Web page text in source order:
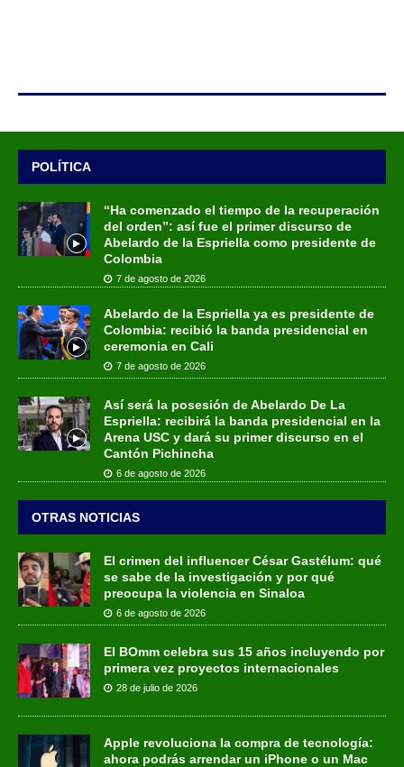
POLÍTICA
“Ha comenzado el tiempo de la recuperación
del orden”: así fue el primer discurso de
Abelardo de la Espriella como presidente de
Colombia
7 de agosto de 2026
Abelardo de la Espriella ya es presidente de
Colombia: recibió la banda presidencial en
ceremonia en Cali
7 de agosto de 2026
Así será la posesión de Abelardo De La
Espriella: recibirá la banda presidencial en la
Arena USC y dará su primer discurso en el
Cantón Pichincha
6 de agosto de 2026
OTRAS NOTICIAS
El crimen del influencer César Gastélum: qué
se sabe de la investigación y por qué
preocupa la violencia en Sinaloa
6 de agosto de 2026
El BOmm celebra sus 15 años incluyendo por
primera vez proyectos internacionales
28 de julio de 2026
Apple revoluciona la compra de tecnología:
ahora podrás arrendar un iPhone o un Mac